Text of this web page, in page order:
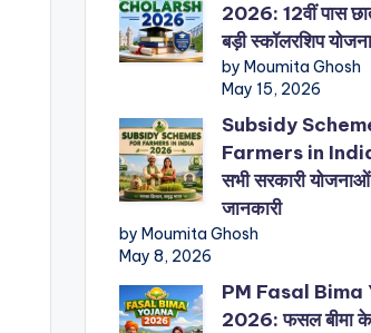
2026: 12वीं पास
बड़ी स्कॉलरशिप
by Moumita Ghosh
May 15, 2026
Subsidy
Farmers in
सभी सरकारी योजनाओं
जानकारी
by Moumita Ghosh
May 8, 2026
PM Fasal Bima
2026: फसल बीमा